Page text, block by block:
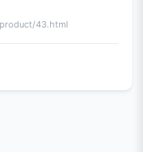
43.html